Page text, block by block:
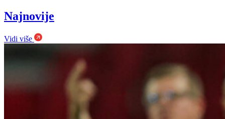
Najnovije
Vidi više